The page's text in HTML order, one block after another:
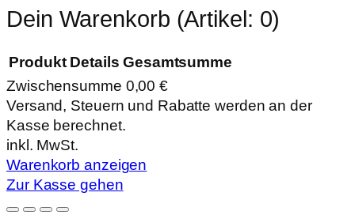
Dein Warenkorb (Artikel: 0)
Produkte
im
Warenkorb
Produkt Details Gesamtsumme
Zwischensumme 0,00 €
Versand, Steuern und Rabatte werden an der
Kasse berechnet.
inkl. MwSt.
Warenkorb anzeigen
Zur Kasse gehen